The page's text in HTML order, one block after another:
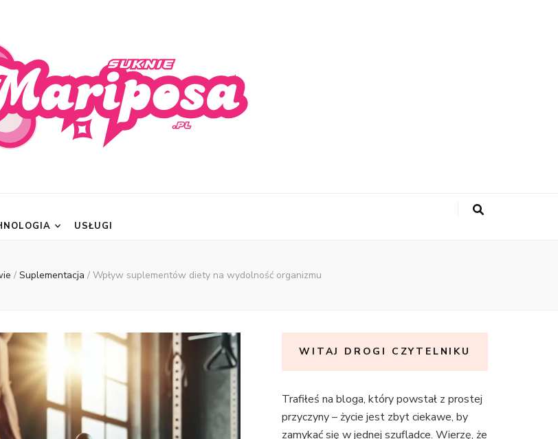
USŁUGI
/ Suplementacja / Wpływ suplementów diety na wydolność organizmu
WITAJ DROGI CZYTELNIKU
Trafiłeś na bloga, który powstał z prostej
przyczyny – życie jest zbyt ciekawe, by
zamykać się w jednej szufladce. Wierzę, że